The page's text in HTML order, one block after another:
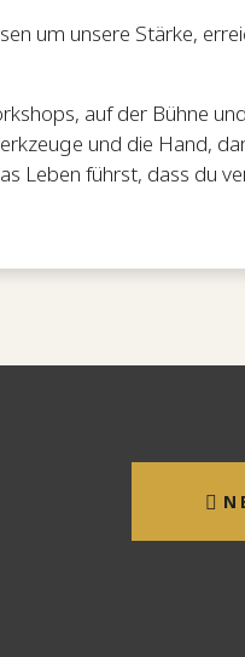
um unsere Stärke,
auf der Bühne
und die Hand,
Leben führst, dass du